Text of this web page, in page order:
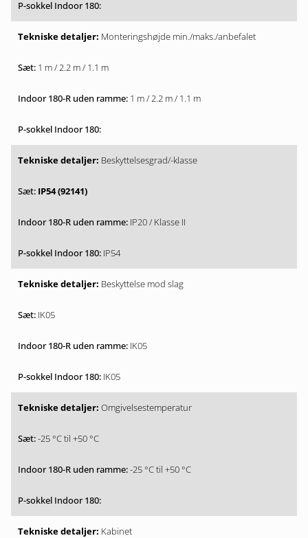
Monteringshøjde min./maks./anbefalet
1 m / 2.2 m / 1.1 m
1 m / 2.2 m / 1.1 m
Beskyttelsesgrad/-klasse
IP54 (92141)
IP20 / Klasse II
IP54
Beskyttelse mod slag
IK05
IK05
IK05
Omgivelsestemperatur
-25 °C til +50 °C
-25 °C til +50 °C
Kabinet